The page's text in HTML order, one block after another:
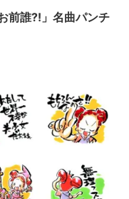
前誰?!」名曲パンチ